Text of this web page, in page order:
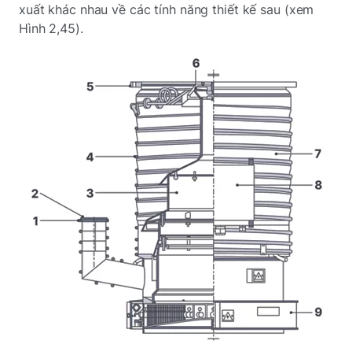
xuất khác nhau về các tính năng thiết kế sau (xem
Hình 2,45).